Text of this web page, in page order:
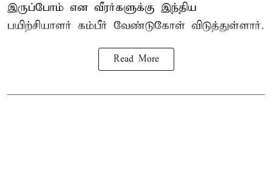
இருப்போம் என வீரர்களுக்கு இந்திய
பயிற்சியாளர் கம்பீர் வேண்டுகோள் விடுத்துள்ளார்.
Read More